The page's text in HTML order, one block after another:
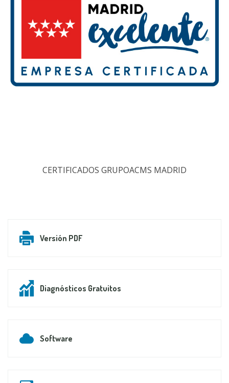
CERTIFICADOS GRUPOACMS MADRID
Versión PDF
Diagnósticos Gratuitos
Software